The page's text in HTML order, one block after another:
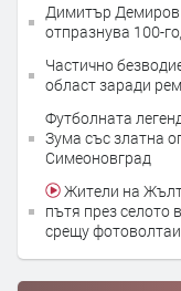
Димитър Демиров
отпразнува 100-
Частично
област заради
Футболната
Зума със златна
Симеоновград
Жители на
пътя през селото
срещу